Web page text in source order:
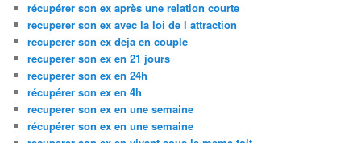
récupérer son ex après une relation courte
recuperer son ex avec la loi de l attraction
recuperer son ex deja en couple
recuperer son ex en 21 jours
recuperer son ex en 24h
récupérer son ex en 4h
recuperer son ex en une semaine
récupérer son ex en une semaine